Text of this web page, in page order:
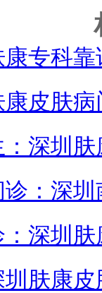
专科靠
皮肤
深圳
：深
深圳
肤康